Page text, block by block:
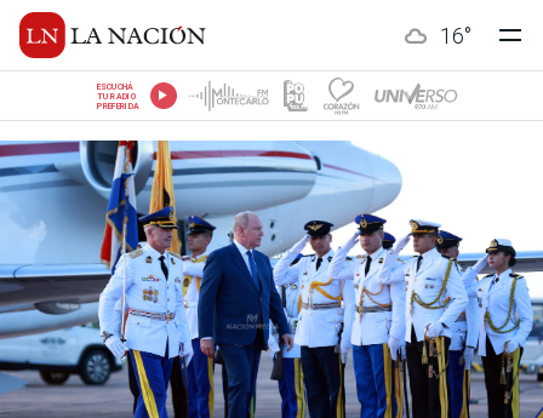
16°
ESCUCHÁ
TU RADIO
PREFERIDA